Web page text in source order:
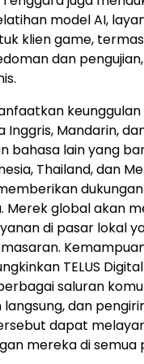
model AI,
klien game,
dan
Inggris, Mandarin,
bahasa lain yang
Thailand, dan
Merek global akan
di pasar lokal
TELUS
saluran
langsung, dan
dapat
mereka di semua